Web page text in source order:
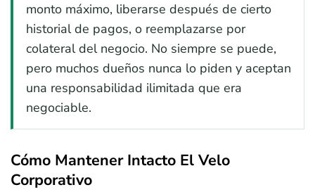
monto máximo, liberarse después de cierto
historial de pagos, o reemplazarse por
colateral del negocio. No siempre se puede,
pero muchos dueños nunca lo piden y aceptan
una responsabilidad ilimitada que era
negociable.
Cómo Mantener Intacto El Velo
Corporativo